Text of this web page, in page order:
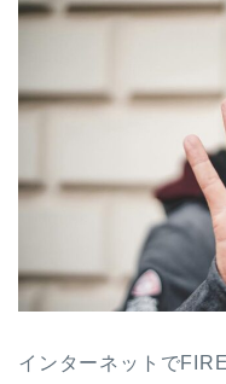
インターネットで